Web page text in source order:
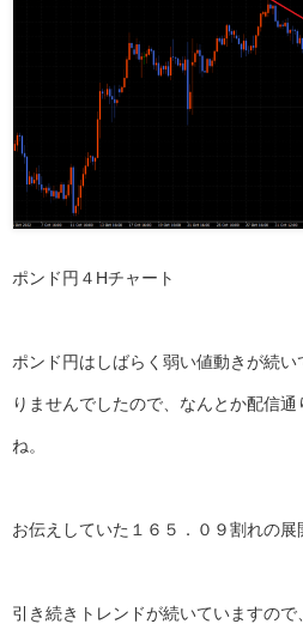
ポンド円４Hチャート
ポンド円はしばらく弱い値動きが続
りませんでしたので、なんとか配信
ね。
お伝えしていた１６５．０９割れの展
引き続きトレンドが続いていますの